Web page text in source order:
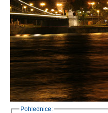
Pohlednice: